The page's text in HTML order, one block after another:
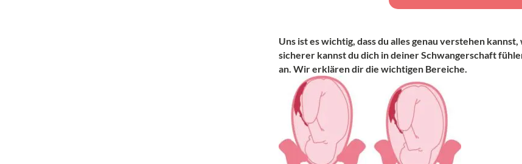
Uns ist es wichtig, dass du alles genau verstehen
sicherer kannst du dich in deiner Schwangerschaft
an. Wir erklären dir die wichtigen Bereiche.